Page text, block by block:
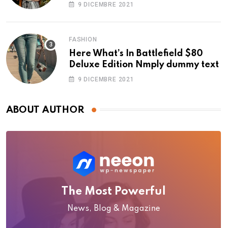
9 DICEMBRE 2021
FASHION
Here What’s In Battlefield $80
Deluxe Edition Nmply dummy text
9 DICEMBRE 2021
ABOUT AUTHOR
The Most Powerful
News, Blog & Magazine